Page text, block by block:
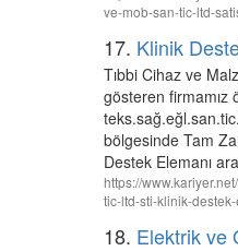
ve-mob-san-tic-ltd-
17. Klinik
Tıbbi Cihaz ve
gösteren firmamız
bölgesinde Tam
Destek Elemanı
https://
tic-ltd-sti-klinik-
18. Elektrik ve